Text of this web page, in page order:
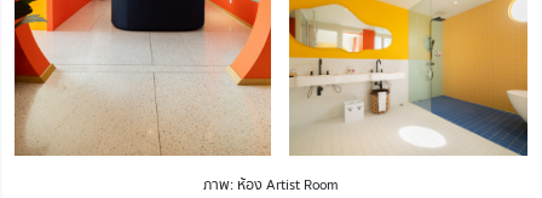
ภาพ: ห้อง Artist Room